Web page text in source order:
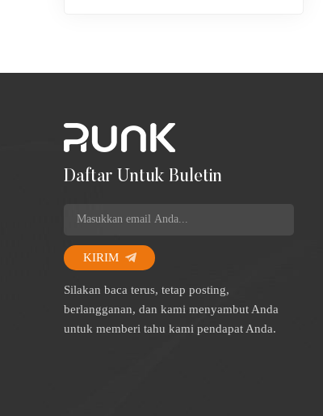
Daftar Untuk Buletin
KIRIM
Silakan baca terus, tetap posting,
berlangganan, dan kami menyambut Anda
untuk memberi tahu kami pendapat Anda.